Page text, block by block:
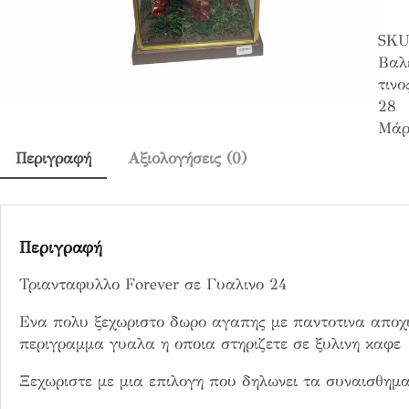
τ
α
φ
υ
λ
r
σ
ε
28
Περιγραφή
Αξιολογήσεις (0)
Περιγραφή
Τριανταφυλλο Forever σε Γυαλινο 24
Ενα πολυ ξεχωριστο δωρο αγαπης με παντοτινα
περιγραμμα γυαλα η οποια στηριζετε σε ξυλινη
Ξεχωριστε με μια επιλογη που δηλωνει τα